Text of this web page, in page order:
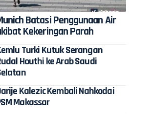
Batasi Penggunaan Air
Kekeringan Parah
Turki Kutuk Serangan
Houthi ke Arab Saudi
Kalezic Kembali Nahkodai
Makassar